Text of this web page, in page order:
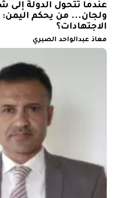
عندما تتحول الدولة إلى
ولجان... من يحكم اليمن:
الاجتهادات؟
معاذ عبدالواحد الصبري